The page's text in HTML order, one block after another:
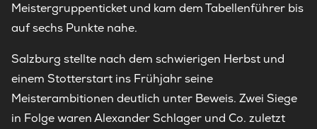
Meistergruppenticket und kam dem Tabellenführer bis
auf sechs Punkte nahe.
Salzburg stellte nach dem schwierigen Herbst und
einem Stotterstart ins Frühjahr seine
Meisterambitionen deutlich unter Beweis. Zwei Siege
in Folge waren Alexander Schlager und Co. zuletzt